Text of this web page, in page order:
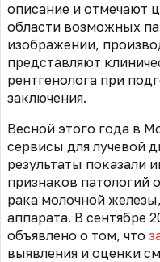
описание и отмечают
области возможных
изображении,
представляют
рентгенолога при
заключения.
Весной этого года в
сервисы для лучевой
результаты показали
признаков патологий
рака молочной
аппарата. В сентябре
объявлено о том, что
выявления и оценки